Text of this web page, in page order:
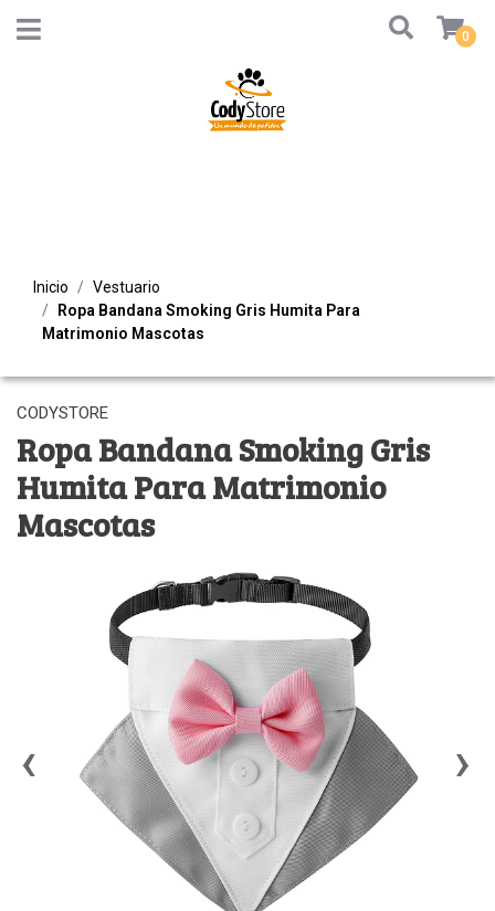
0
Inicio
Vestuario
Ropa Bandana Smoking Gris Humita Para
Matrimonio Mascotas
CODYSTORE
Ropa Bandana Smoking Gris
Humita Para Matrimonio
Mascotas
‹ ›